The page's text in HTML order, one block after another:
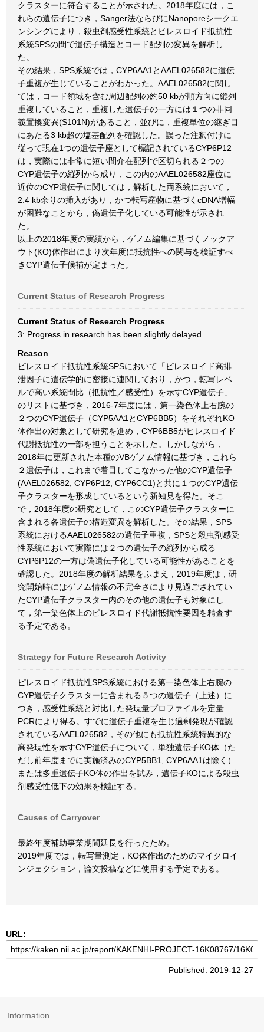
クラスターに符合することが示された。2018年度には，こ
れらの遺伝子につき，Sanger法ならびにNanoporeシークエ
ンシングにより，殺虫剤感受性系統とピレスロイド抵抗性
系統SPSの間で遺伝子構造とコード配列の変異を解析し
た。
その結果，SPS系統では，CYP6AA1とAAEL026582に遺伝
子重複が生じていることがわかった。AAEL026582に関し
ては，コード領域を含む周辺配列の約50 kbが順方向に縦列
重複していること，重複した遺伝子の一方には１つの非同
義置換変異(S101N)があること，並びに，重複単位の継ぎ目
にあたる3 kb超の塩基配列を確認した。誤った注釈付けに
従って現在1つの遺伝子座として標記されているCYP6P12
は，実際には非常に短い間介在配列で区切られる２つの
CYP遺伝子の縦列から成り，この内のAAEL026582座位に
近位のCYP遺伝子に関しては，解析した両系統において，
2.4 kb余りの挿入があり，かつ転写産物に基づくcDNA増幅
が困難なことから，偽遺伝子化している可能性が示され
た。
以上の2018年度の実績から，ゲノム編集に基づくノックア
ウト(KO)体作出により次年度に抵抗性への関与を検証すべ
きCYP遺伝子候補が定まった。
Current Status of Research Progress
Current Status of Research Progress
3: Progress in research has been slightly delayed.
Reason
ピレスロイド抵抗性系統SPSにおいて「ピレスロイド高排
泄因子に遺伝学的に密接に連関しており，かつ，転写レベ
ルで高い系統間比（抵抗性／感受性）を示すCYP遺伝子」
のリストに基づき，2016-7年度には，第一染色体上右腕の
２つのCYP遺伝子（CYP5AA1とCYP6BB5）をそれぞれKO
体作出の対象として研究を進め，CYP6BB5がピレスロイド
代謝抵抗性の一部を担うことを示した。しかしながら，
2018年に更新された本種のVBゲノム情報に基づき，これら
２遺伝子は，これまで着目してこなかった他のCYP遺伝子
(AAEL026582, CYP6P12, CYP6CC1)と共に１つのCYP遺伝
子クラスターを形成しているという新知見を得た。そこ
で，2018年度の研究として，このCYP遺伝子クラスターに
含まれる各遺伝子の構造変異を解析した。その結果，SPS
系統におけるAAEL026582の遺伝子重複，SPSと殺虫剤感受
性系統において実際には２つの遺伝子の縦列から成る
CYP6P12の一方は偽遺伝子化している可能性があることを
確認した。2018年度の解析結果をふまえ，2019年度は，研
究開始時にはゲノム情報の不完全さにより見過ごされてい
たCYP遺伝子クラスター内のその他の遺伝子も対象にし
て，第一染色体上のピレスロイド代謝抵抗性要因を精査す
る予定である。
Strategy for Future Research Activity
ピレスロイド抵抗性SPS系統における第一染色体上右腕の
CYP遺伝子クラスターに含まれる５つの遺伝子（上述）に
つき，感受性系統と対比した発現量プロファイルを定量
PCRにより得る。すでに遺伝子重複を生じ過剰発現が確認
されているAAEL026582，その他にも抵抗性系統特異的な
高発現性を示すCYP遺伝子について，単独遺伝子KO体（た
だし前年度までに実施済みのCYP5BB1, CYP6AA1は除く）
または多重遺伝子KO体の作出を試み，遺伝子KOによる殺虫
剤感受性低下の効果を検証する。
Causes of Carryover
最終年度補助事業期間延長を行ったため。
2019年度では，転写量測定，KO体作出のためのマイクロイ
ンジェクション，論文投稿などに使用する予定である。
URL:
Published: 2019-12-27
Information